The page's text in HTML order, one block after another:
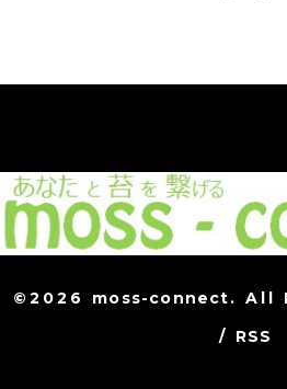
©2026 moss-connect. All
/ RSS